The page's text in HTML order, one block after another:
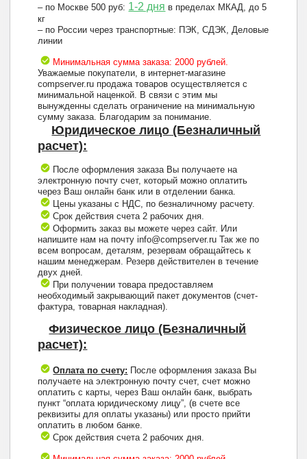
– по Москве 500 руб: 1-2 дня в пределах МКАД, до 5
кг
– по России через транспортные: ПЭК, СДЭК, Деловые
линии
Минимальная сумма заказа: 2000 рублей.
Уважаемые покупатели, в интернет-магазине
compserver.ru продажа товаров осуществляется с
минимальной наценкой. В связи с этим мы
вынужденны сделать ограничение на минимальную
сумму заказа. Благодарим за понимание.
Юридическое лицо (Безналичный
расчет):
После оформления заказа Вы получаете на
электронную почту счет, который можно оплатить
через Ваш онлайн банк или в отделении банка.
Цены указаны с НДС, по безналичному расчету.
Срок действия счета 2 рабочих дня.
Оформить заказ вы можете через сайт. Или
напишите нам на почту info@compserver.ru Так же по
всем вопросам, деталям, резервам обращайтесь к
нашим менеджерам. Резерв действителен в течение
двух дней.
При получении товара предоставляем
необходимый закрывающий пакет документов (счет-
фактура, товарная накладная).
Физическое лицо (Безналичный
расчет):
Оплата по счету: После оформления заказа Вы
получаете на электронную почту счет, счет можно
оплатить с карты, через Ваш онлайн банк, выбрать
пункт “оплата юридическому лицу”, (в счете все
реквизиты для оплаты указаны) или просто прийти
оплатить в любом банке.
Срок действия счета 2 рабочих дня.